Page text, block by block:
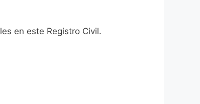
en este Registro Civil.​